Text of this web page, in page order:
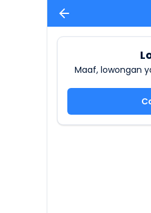
Maaf, lowongan